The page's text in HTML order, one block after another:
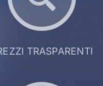
TRASPARENTI